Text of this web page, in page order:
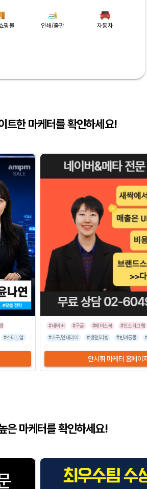
핑몰 인쇄/출판 자동차
트한 마케터를 확인하세요!
#스타트업 #식품/음료 #여행/숙박 #인쇄/출판 #기타
#네이버 #구글 #페이스북
#인스타그램
#가구/인테리어
#생활/리빙 #반려동물
안서휘 마케터 홈페이
은 마케터를 확인하세요!